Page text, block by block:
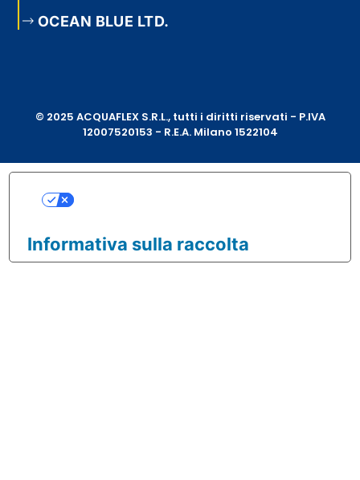
OCEAN BLUE LTD.
© 2025 ACQUAFLEX S.R.L., tutti i diritti riservati - P.IVA
12007520153 - R.E.A. Milano 1522104
Informativa sulla raccolta